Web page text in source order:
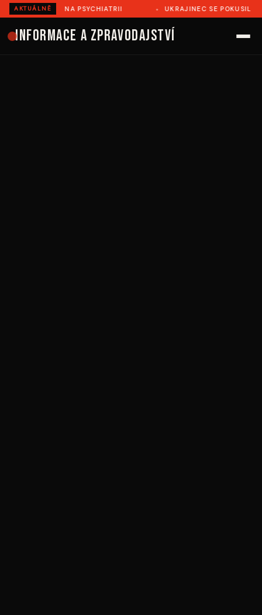
AKTUÁLNĚ
ZEMŘEL NA PSYCHIATRII UKRAJINEC SE POKUSIL
Informace a zpravodajství